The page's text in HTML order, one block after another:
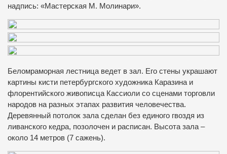
надпись: «Мастерская М. Молинари».
Беломраморная лестница ведет в зал. Его стены украшают
картины кисти петербургского художника Каразина и
флорентийского живописца Кассиоли со сценами торговли
народов на разных этапах развития человечества.
Деревянный потолок зала сделан без единого гвоздя из
ливанского кедра, позолочен и расписан. Высота зала –
около 14 метров (7 сажень).